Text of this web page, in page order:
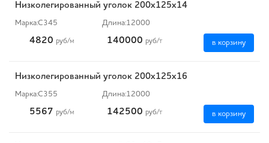
Низколегированный уголок 200х125х14
Марка:С345 Длина:12000
4820 руб/м 140000 руб/т в корзину
Низколегированный уголок 200х125х16
Марка:С355 Длина:12000
5567 руб/м 142500 руб/т в корзину